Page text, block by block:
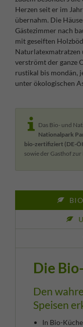
Herzen seit er im
übernahm. Die
Gästezimmer nach
mit geseiften
Naturlatexmatratzen
verströmt der ganze
rustikal bis mondän,
unter ökologischen
Das Bio- und
Nationalpark
bio-zertifiziert (DE-
sowie der Gasthof
Die
Den
Speisen
In Bio-